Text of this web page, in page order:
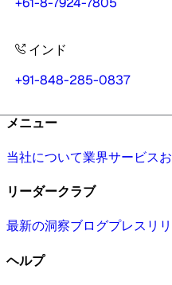
インド
+91-848-285-0837
メニュー
当社について業界サービス
リーダークラブ
最新の洞察ブログプレスリ
ヘルプ